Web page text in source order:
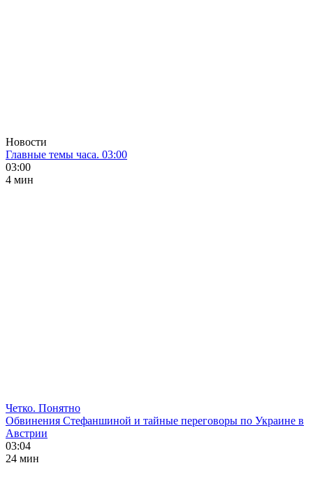
Новости
Главные темы часа. 03:00
03:00
4 мин
Четко. Понятно
Обвинения Стефаншиной и тайные переговоры по Украине в
Австрии
03:04
24 мин